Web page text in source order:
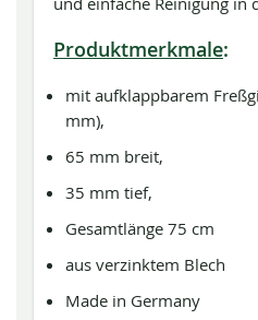
Produktmerkmale:
mit aufklappbarem
mm),
65 mm breit,
35 mm tief,
Gesamtlänge 75 cm
aus verzinktem Blech
Made in Germany